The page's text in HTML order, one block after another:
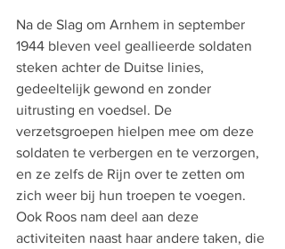
Na de Slag om Arnhem in september
1944 bleven veel geallieerde soldaten
steken achter de Duitse linies,
gedeeltelijk gewond en zonder
uitrusting en voedsel. De
verzetsgroepen hielpen mee om deze
soldaten te verbergen en te verzorgen,
en ze zelfs de Rijn over te zetten om
zich weer bij hun troepen te voegen.
Ook Roos nam deel aan deze
activiteiten naast haar andere taken, die